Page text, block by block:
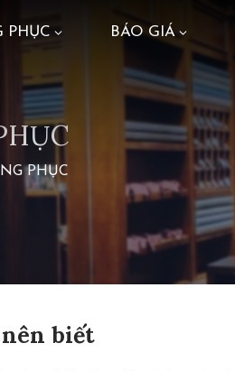
PHỤC BÁO GIÁ
PHỤC
biết